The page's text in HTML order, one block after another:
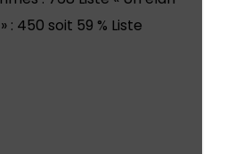
: 450 soit 59 % Liste